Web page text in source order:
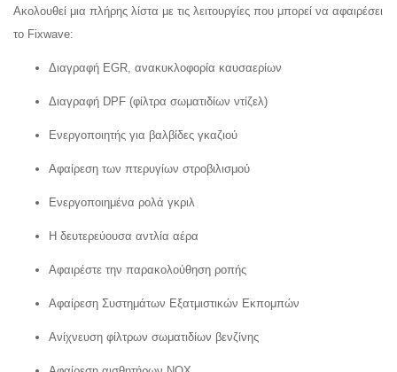
Ακολουθεί μια πλήρης λίστα με τις λειτουργίες που μπορεί να αφαιρέσει
το Fixwave:
Διαγραφή EGR, ανακυκλοφορία καυσαερίων
Διαγραφή DPF (φίλτρα σωματιδίων ντίζελ)
Ενεργοποιητής για βαλβίδες γκαζιού
Αφαίρεση των πτερυγίων στροβιλισμού
Ενεργοποιημένα ρολά γκριλ
Η δευτερεύουσα αντλία αέρα
Αφαιρέστε την παρακολούθηση ροπής
Αφαίρεση Συστημάτων Εξατμιστικών Εκπομπών
Ανίχνευση φίλτρων σωματιδίων βενζίνης